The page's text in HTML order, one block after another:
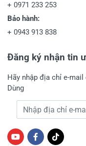
+ 0971 233 253
Bảo hành:
+ 0943 913 838
Đăng ký nhận tin
Hãy nhập địa chỉ e-
Dùng
Địa chỉ e-mail